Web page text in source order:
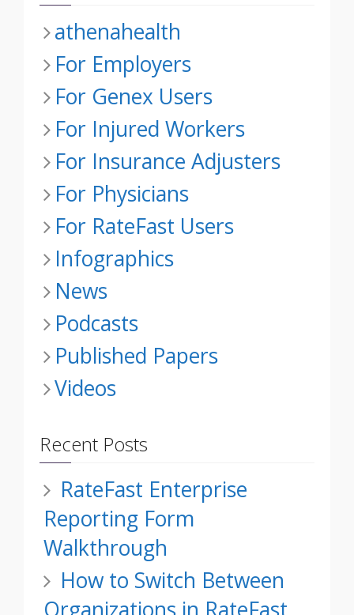
athenahealth
For Employers
For Genex Users
For Injured Workers
For Insurance Adjusters
For Physicians
For RateFast Users
Infographics
News
Podcasts
Published Papers
Videos
Recent Posts
RateFast Enterprise
Reporting Form
Walkthrough
How to Switch Between
Organizations in RateFast